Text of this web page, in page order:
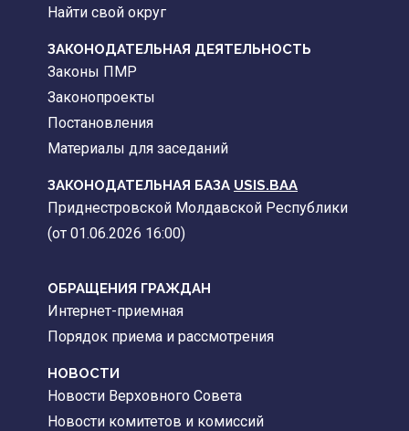
Найти свой округ
ЗАКОНОДАТЕЛЬНАЯ ДЕЯТЕЛЬНОСТЬ
Законы ПМР
Законопроекты
Постановления
Материалы для заседаний
ЗАКОНОДАТЕЛЬНАЯ БАЗА USIS.BAA
Приднестровской Молдавской Республики
(от 01.06.2026 16:00)
ОБРАЩЕНИЯ ГРАЖДАН
Интернет-приемная
Порядок приема и рассмотрения
НОВОСТИ
Новости Верховного Совета
Новости комитетов и комиссий